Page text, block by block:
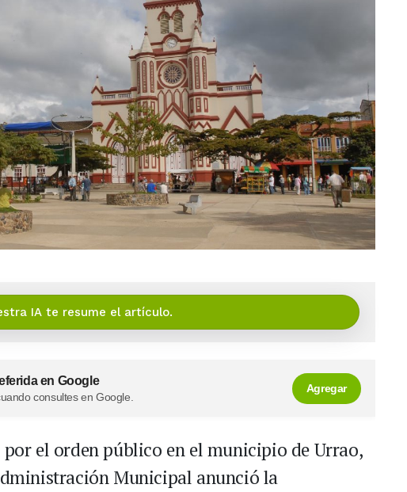
IA te resume el artículo.
en Google
consultes en Google.
Agregar
el orden público en el municipio de Urrao,
Municipal anunció la